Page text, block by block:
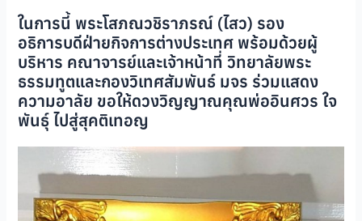
ในการนี้ พระโสภณวชิราภรณ์ (ไสว) รอง
อธิการบดีฝ่ายกิจการต่างประเทศ พร้อมด้วยผู้
บริหาร คณาจารย์และเจ้าหน้าที่ วิทยาลัยพระ
ธรรมทูตและกองวิเทศสัมพันธ์ มจร ร่วมแสดง
ความอาลัย ขอให้ดวงวิญญาณคุณพ่ออินศวร ใจ
พันธุ์ ไปสู่สุคติเทอญ